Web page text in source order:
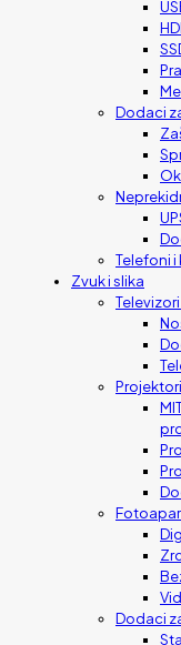
Dodaci
Telefoni
Zvuk i slika
Dodaci